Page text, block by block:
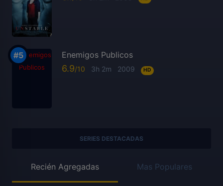
Enemigos Publicos
6.9 3h 2m 2009 HD
SERIES DESTACADAS
Recién Agregadas Mas Populares